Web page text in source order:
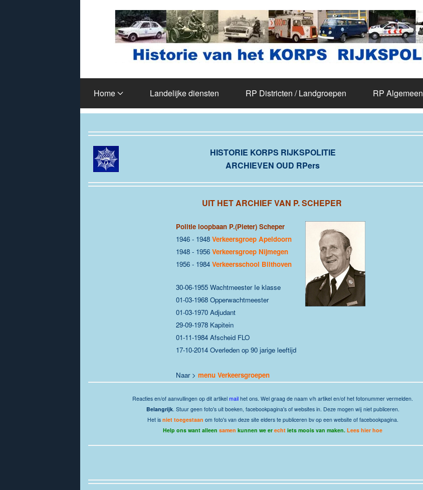
Home Landelijke diensten RP Districten / Landgroepen RP Algemeen
HISTORIE KORPS RIJKSPOLITIE
ARCHIEVEN OUD RPers
UIT HET ARCHIEF VAN P. SCHEPER
Politie loopbaan P.(Pieter) Scheper
1946 - 1948 Verkeersgroep Apeldoorn
1948 - 1956 Verkeersgroep Nijmegen
1956 - 1984 Verkeersschool Bilthoven
30-06-1955 Wachtmeester Ie klasse
01-03-1968 Opperwachtmeester
01-03-1970 Adjudant
29-09-1978 Kapitein
01-11-1984 Afscheid FLO
17-10-2014 Overleden op 90 jarige leeftijd
Naar > menu Verkeersgroepen
Reacties en/of aanvullingen op dit artikel mail het ons. Wel graag de naam v/h artikel en/of het fotonummer vermelden.
Belangrijk. Stuur geen foto's uit boeken, facebookpagina's of websites in. Deze mogen wij niet publiceren.
Het is niet toegestaan om foto's van deze site elders te publiceren bv op een website of facebookpagina.
Help ons want alleen samen kunnen we er echt iets moois van maken. Lees hier hoe